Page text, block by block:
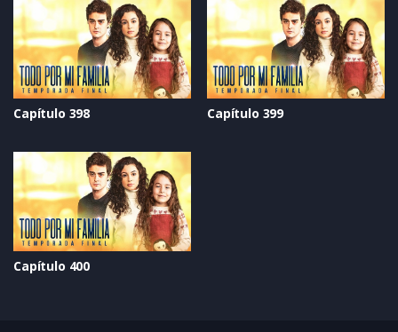
Capítulo 398 Capítulo 399
Capítulo 400